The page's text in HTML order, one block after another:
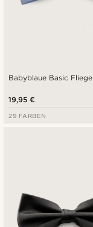
Babyblaue Basic Fliege
19,95 €
29 FARBEN